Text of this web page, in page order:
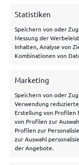
Statistiken
Speichern von oder
Messung der
Inhalten, Analyse von
Kombinationen von
Marketing
Speichern von oder
Verwendung
Erstellung von Profilen
von Profilen zur
Profilen zur
zur Auswahl
der Angebote.
🇩🇪Bundesliga
🇩🇪2. Bundesliga
Champions League
🇪🇸La Liga
Rund ums
Wettstrategien